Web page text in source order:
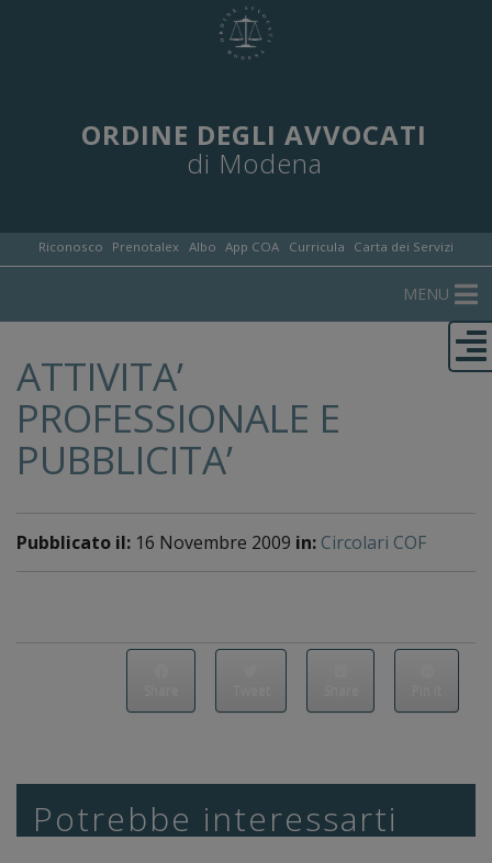
ORDINE DEGLI AVVOCATI
di Modena
Riconosco Prenotalex Albo App COA Curricula Carta dei Servizi
MENU
ATTIVITA’
PROFESSIONALE E
PUBBLICITA’
Pubblicato il: 16 Novembre 2009 in: Circolari COF
Potrebbe interessarti